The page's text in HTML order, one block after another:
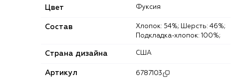
Цвет Фуксия
Состав
Хлопок: 54%; Шерсть: 46%;
Подкладка-хлопок: 100%;
Страна дизайна США
Артикул 6787103